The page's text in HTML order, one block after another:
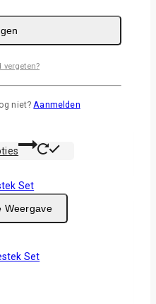
Weergave
Mouw
Weergave
Set
vergeten?
niet?Aanmelden